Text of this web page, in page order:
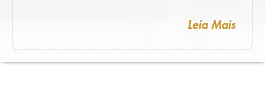
Leia Mais